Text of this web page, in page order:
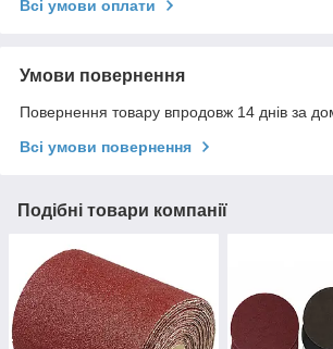
Всі умови оплати
Умови повернення
Повернення товару впродовж 14 днів за
Всі умови повернення
Подібні товари компанії